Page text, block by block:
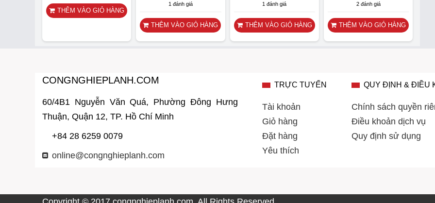
THÊM VÀO GIỎ HÀNG
1 đánh giá
THÊM VÀO GIỎ HÀNG
1 đánh giá
THÊM VÀO GIỎ HÀNG
2 đánh giá
THÊM VÀO GIỎ HÀNG
CONGNGHIEPLANH.COM
60/4B1 Nguyễn Văn Quá, Phường Đông Hưng
Thuận, Quận 12, TP. Hồ Chí Minh
+84 28 6259 0079
online@congnghieplanh.com
TRỰC TUYẾN
Tài khoản
Giỏ hàng
Đặt hàng
Yêu thích
QUY ĐỊNH & ĐIỀU
Chính sách quyền
Điều khoản dịch vụ
Quy định sử dụng